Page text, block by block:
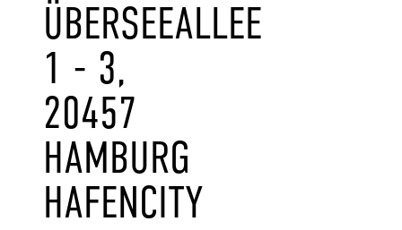
ÜBERSEEALLEE
1 - 3,
20457
HAMBURG
HAFENCITY